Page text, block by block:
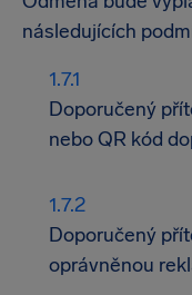
následujících
Doporučený
nebo QR kód
Doporučený
oprávněnou